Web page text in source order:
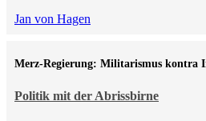
Jan von Hagen
Politik mit der Abrissbirne
Merz-Regierung: Militarismus kontra